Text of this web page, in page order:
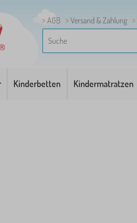
AGB Versand & Zahlung
Kinderbetten Kindermatratzen